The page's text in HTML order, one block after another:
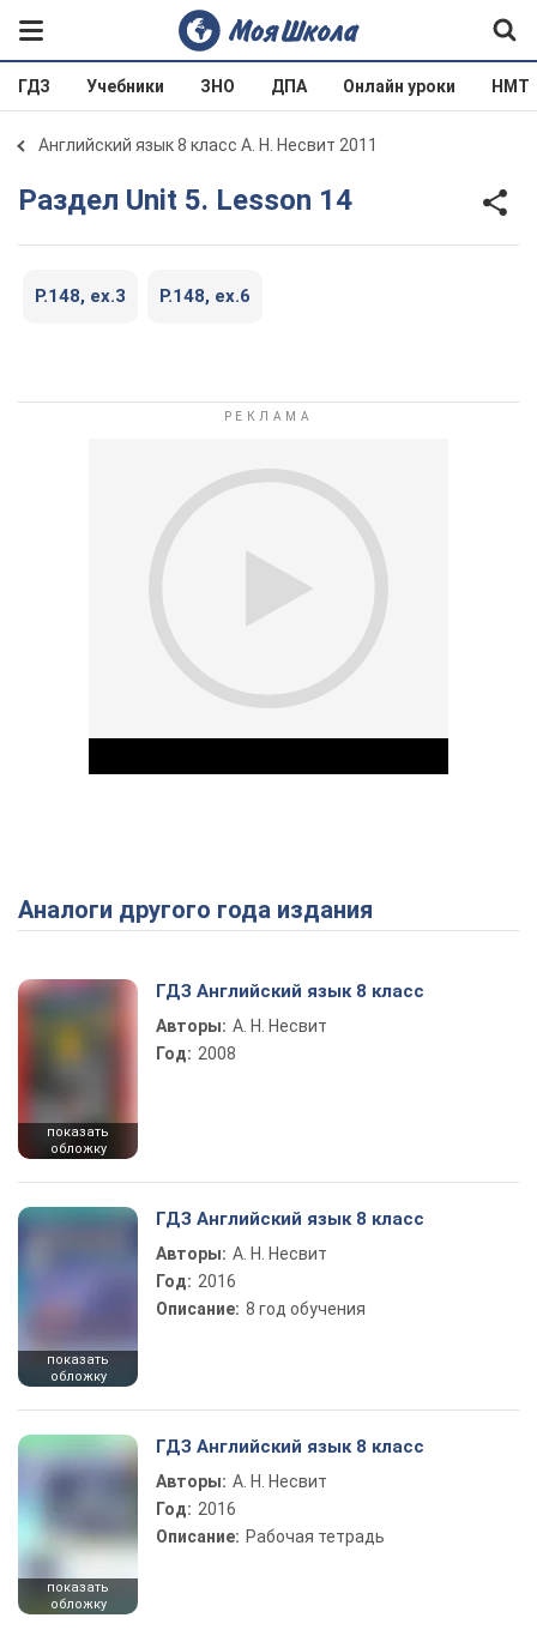
ГДЗ Учебники ЗНО ДПА Онлайн уроки НМТ
Английский язык 8 класс А. Н. Несвит 2011
Раздел Unit 5. Lesson 14
P.148, ex.3 P.148, ex.6
Play Video
Аналоги другого года издания
показать
обложку
ГДЗ Английский язык 8 класс
Авторы: А. Н. Несвит
Год: 2008
показать
обложку
ГДЗ Английский язык 8 класс
Авторы: А. Н. Несвит
Год: 2016
Описание: 8 год обучения
показать
обложку
ГДЗ Английский язык 8 класс
Авторы: А. Н. Несвит
Год: 2016
Описание: Рабочая тетрадь